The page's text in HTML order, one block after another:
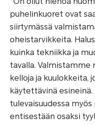
puhelinkuoret ovat
siirtymässä
oheistarvikkeita.
kuinka tekniikka ja
tavalla.
kelloja ja kuulokkeita,
käytettävinä
tulevaisuudessa
entisestään osaksi